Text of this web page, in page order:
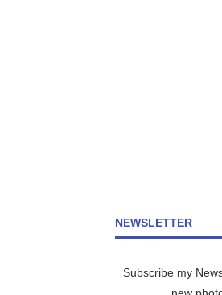
NEWSLETTER
Subscribe my